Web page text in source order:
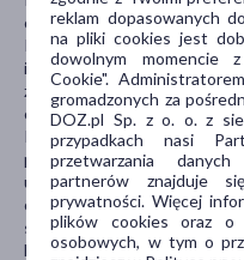
opakowaniu, w dobrze
Przechowuj z dala od źródeł
iskrzenia, otwartego ognia
zapłonu.Przechowywać w
chłodnym miejscu.
Pozostałości produktu
przepisami. Zużyte
usunąć zgodnie z lokalnie
ochrony środowiska.
sposób bezpieczny.
Numer pozwolenia na obrót:
reklam dopasowanych
na pliki cookies jest
dowolnym momencie
Cookie".
gromadzonych za
DOZ.pl Sp. z o. o. z
przypadkach nasi
przetwarzania
partnerów znajduje
prywatności. Więcej
plików cookies oraz o
osobowych, w tym o